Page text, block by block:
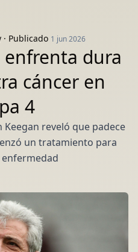
· Publicado 1 jun 2026
enfrenta dura
cáncer en
4
reveló que padece
un tratamiento para